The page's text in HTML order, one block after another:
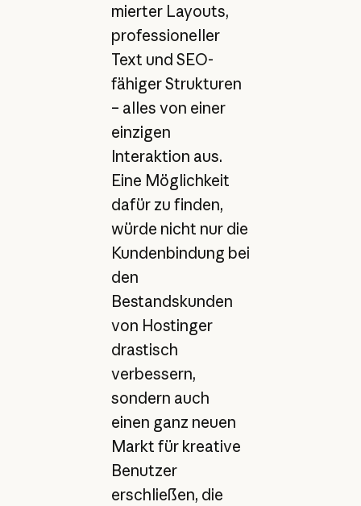
mierter Layouts,
professioneller
Text und SEO-
fähiger Strukturen
– alles von einer
einzigen
Interaktion aus.
Eine Möglichkeit
dafür zu finden,
würde nicht nur die
Kundenbindung bei
den
Bestandskunden
von Hostinger
drastisch
verbessern,
sondern auch
einen ganz neuen
Markt für kreative
Benutzer
erschließen, die